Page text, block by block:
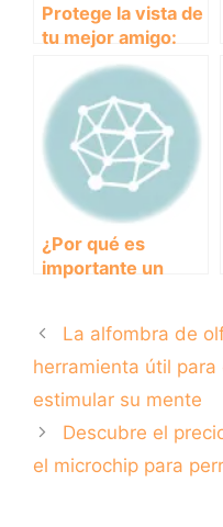
Protege la vista de
tu mejor amigo:
gafas de sol para
perros
¿Por qué es
importante un
coche?
La alfombra de
herramienta útil
estimular su mente
Descubre el
el microchip para